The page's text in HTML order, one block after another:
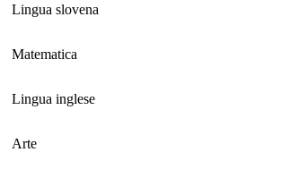
Lingua slovena
Matematica
Lingua inglese
Arte